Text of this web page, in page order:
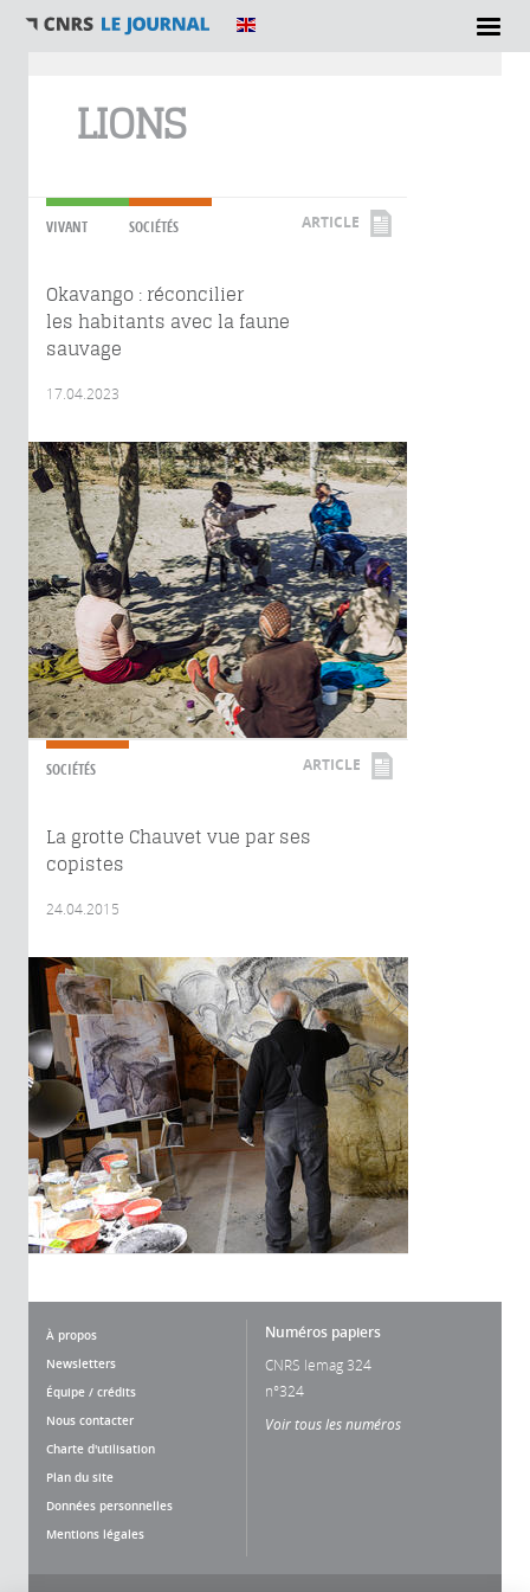
LIONS
VIVANT SOCIÉTÉS ARTICLE
Okavango : réconcilier
les habitants avec la faune
sauvage
17.04.2023
SOCIÉTÉS ARTICLE
La grotte Chauvet vue par ses
copistes
24.04.2015
À propos
Newsletters
Équipe / crédits
Nous contacter
Charte d'utilisation
Plan du site
Données personnelles
Mentions légales
Numéros papiers
CNRS lemag 324
n°324
Voir tous les numéros